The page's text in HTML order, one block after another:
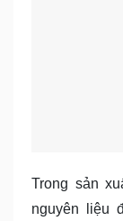
Trong sản
nguyên liệu